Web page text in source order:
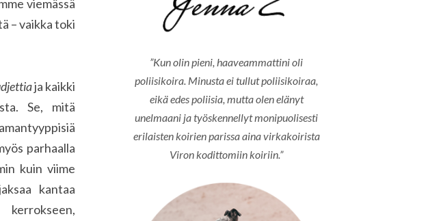
viemässä
– vaikka toki
ja kaikki
Se, mitä
parhaalla
kuin viime
kantaa
”Kun olin pieni, haaveammattini oli
poliisikoira. Minusta ei tullut poliisikoiraa,
eikä edes poliisia, mutta olen elänyt
unelmaani ja työskennellyt monipuolisesti
erilaisten koirien parissa aina virkakoirista
Viron kodittomiin koiriin.”